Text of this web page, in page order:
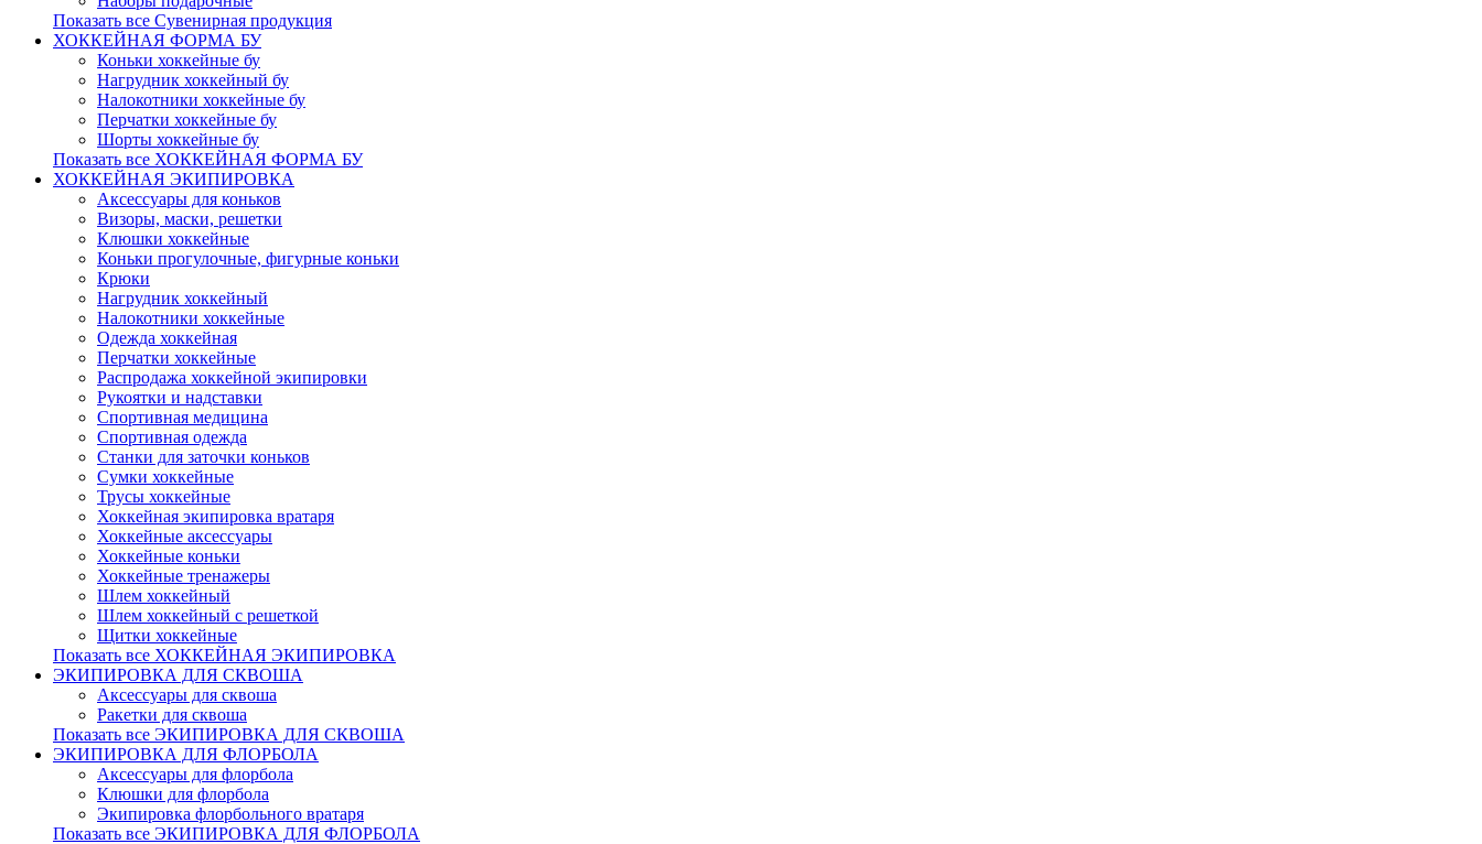
Показать все Сувенирная продукция
ХОККЕЙНАЯ ФОРМА БУ
Коньки хоккейные бу
Нагрудник хоккейный бу
Налокотники хоккейные бу
Перчатки хоккейные бу
Шорты хоккейные бу
Показать все ХОККЕЙНАЯ ФОРМА БУ
ХОККЕЙНАЯ ЭКИПИРОВКА
Аксессуары для коньков
Визоры, маски, решетки
Клюшки хоккейные
Коньки прогулочные, фигурные коньки
Крюки
Нагрудник хоккейный
Налокотники хоккейные
Одежда хоккейная
Перчатки хоккейные
Распродажа хоккейной экипировки
Рукоятки и надставки
Спортивная медицина
Спортивная одежда
Станки для заточки коньков
Сумки хоккейные
Трусы хоккейные
Хоккейная экипировка вратаря
Хоккейные аксессуары
Хоккейные коньки
Хоккейные тренажеры
Шлем хоккейный
Шлем хоккейный с решеткой
Щитки хоккейные
Показать все ХОККЕЙНАЯ ЭКИПИРОВКА
ЭКИПИРОВКА ДЛЯ СКВОША
Аксессуары для сквоша
Ракетки для сквоша
Показать все ЭКИПИРОВКА ДЛЯ СКВОША
ЭКИПИРОВКА ДЛЯ ФЛОРБОЛА
Аксессуары для флорбола
Клюшки для флорбола
Экипировка флорбольного вратаря
Показать все ЭКИПИРОВКА ДЛЯ ФЛОРБОЛА